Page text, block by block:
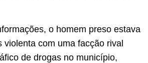
o homem preso estava
violenta com uma facção rival
de drogas no município,